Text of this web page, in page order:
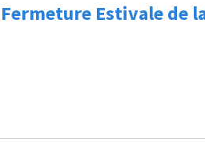
Fermeture Estivale de